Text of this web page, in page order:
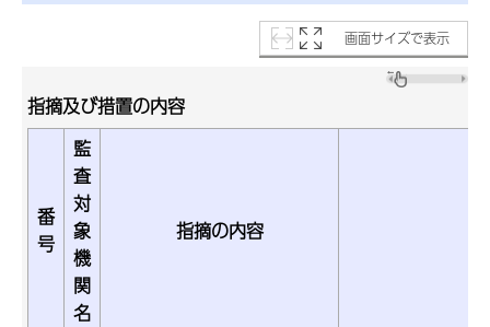
画面サイズで表示
番
号
監
査
対
象
機
関
名
指摘の内容
指摘及び措置の内容